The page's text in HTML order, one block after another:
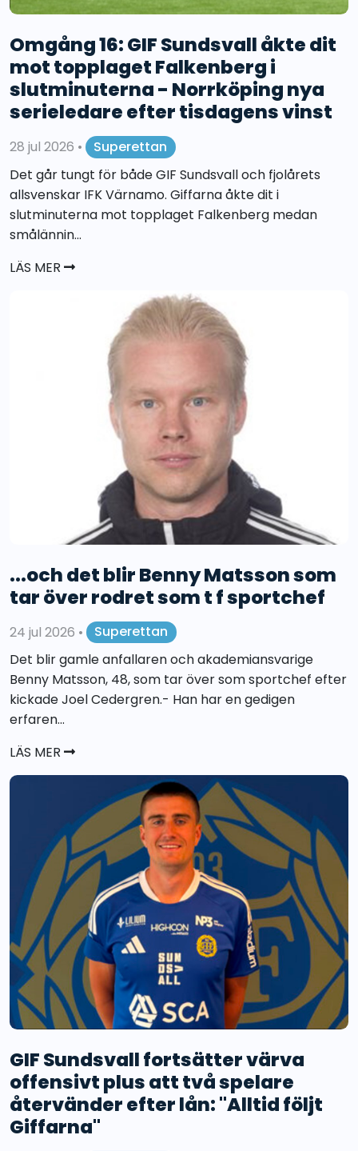
Omgång 16: GIF Sundsvall åkte dit
mot topplaget Falkenberg i
slutminuterna - Norrköping nya
serieledare efter tisdagens vinst
28 jul 2026 •
Superettan
Det går tungt för både GIF Sundsvall och fjolårets
allsvenskar IFK Värnamo. Giffarna åkte dit i
slutminuterna mot topplaget Falkenberg medan
smålännin...
LÄS MER
...och det blir Benny Matsson som
tar över rodret som t f sportchef
24 jul 2026 •
Superettan
Det blir gamle anfallaren och akademiansvarige
Benny Matsson, 48, som tar över som sportchef efter
kickade Joel Cedergren.- Han har en gedigen
erfaren...
LÄS MER
GIF Sundsvall fortsätter värva
offensivt plus att två spelare
återvänder efter lån: "Alltid följt
Giffarna"